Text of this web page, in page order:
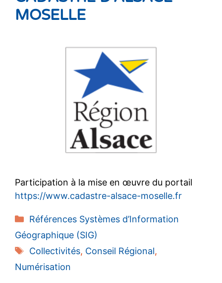
MOSELLE
Participation à la mise en œuvre du portail
https://www.cadastre-alsace-moselle.fr
Catégories
Références Systèmes d’Information
Géographique (SIG)
Étiquettes
Collectivités, Conseil Régional,
Numérisation